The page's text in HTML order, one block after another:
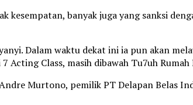
banyak juga yang sanksi
Dalam waktu dekat ini ia pun akan
Class, masih dibawah Tu7uh Rumah
Murtono, pemilik PT Delapan Belas